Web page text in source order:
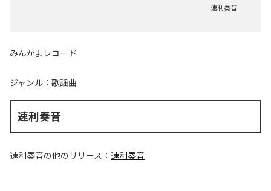
速利奏音
みんかよレコード
ジャンル： 歌謡曲
速利奏音
速利奏音の他のリリース： 速利奏音